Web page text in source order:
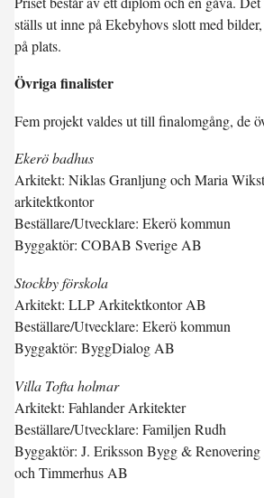
ställs ut inne på Ekebyhovs slott med
på plats.
Övriga finalister
Fem projekt valdes ut till finalomgång, de
Ekerö badhus
Arkitekt: Niklas Granljung och Maria
arkitektkontor
Beställare/Utvecklare: Ekerö kommun
Byggaktör: COBAB Sverige AB
Stockby förskola
Arkitekt: LLP Arkitektkontor AB
Beställare/Utvecklare: Ekerö kommun
Byggaktör: ByggDialog AB
Villa Tofta holmar
Arkitekt: Fahlander Arkitekter
Beställare/Utvecklare: Familjen Rudh
Byggaktör: J. Eriksson Bygg &
och Timmerhus AB